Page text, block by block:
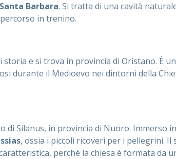
Barbara. Si tratta di una cavità
in trenino.
storia e si trova in provincia di Oristano. È
durante il Medioevo nei dintorni della
Silanus, in provincia di Nuoro. Immerso
, ossia i piccoli ricoveri per i pellegrini.
perché la chiesa è formata da